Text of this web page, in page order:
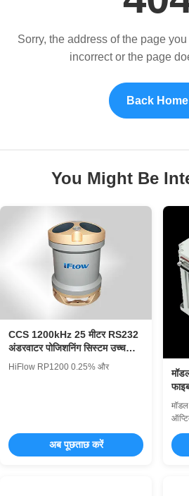
Sorry, the address of the page
incorrect or the page
Back Home
You Might Be
CCS 1200kHz 25 मीटर RS232
अंडरवाटर पोजिशनिंग सिस्टम उच्च
सटीकता लागत प्रभावी
HiFlow RP1200 0.25% और
अब पूछताछ करें